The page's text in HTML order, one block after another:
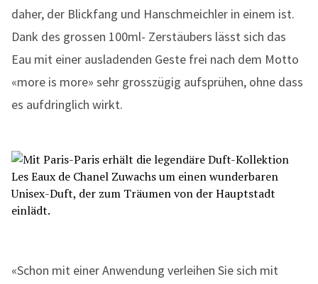
daher, der Blickfang und Hanschmeichler in einem ist.
Dank des grossen 100ml- Zerstäubers lässt sich das
Eau mit einer ausladenden Geste frei nach dem Motto
«more is more» sehr grosszügig aufsprühen, ohne dass
es aufdringlich wirkt.
«Schon mit einer Anwendung verleihen Sie sich mit